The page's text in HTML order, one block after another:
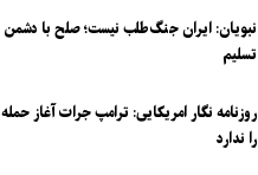
نبویان: ایران جنگ‌طلب نیست؛ صلح با
تسلیم
روزنامه نگار امریکایی: ترامپ جرات آغاز
را ندارد